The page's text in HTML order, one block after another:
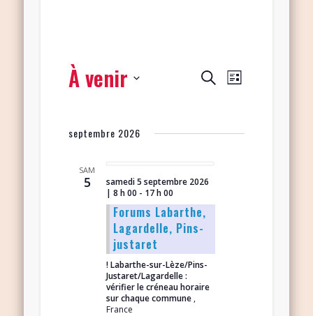
Recherche
Évènements
RechercheNavigation
Liste
À venir
date.
septembre 2026
SAM
5
samedi 5 septembre 2026
| 8 h 00 - 17 h 00
Forums Labarthe,
Lagardelle, Pins-
justaret
! Labarthe-sur-Lèze/Pins-
Justaret/Lagardelle :
vérifier le créneau horaire
sur chaque commune ,
France